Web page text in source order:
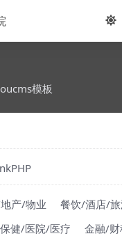
模板
产/物业
餐饮/酒店/
健/医院/医疗
金融/